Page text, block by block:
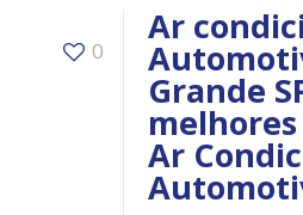
0
Ar
Grande
Ar